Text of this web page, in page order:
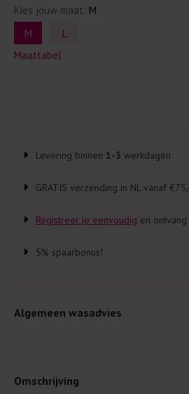
Kies jouw maat: M
M
L
Maattabel
Levering binnen 1-3 werkdagen
GRATIS verzending in NL vanaf €75,-
Registreer je eenvoudig en ontvang
5% spaarbonus!
Algemeen wasadvies
Omschrijving